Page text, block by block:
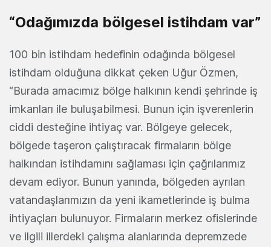
“Odağımızda bölgesel istihdam var”
100 bin istihdam hedefinin odağında bölgesel
istihdam olduğuna dikkat çeken Uğur Özmen,
“Burada amacımız bölge halkının kendi şehrinde iş
imkanları ile buluşabilmesi. Bunun için işverenlerin
ciddi desteğine ihtiyaç var. Bölgeye gelecek,
bölgede taşeron çalıştıracak firmaların bölge
halkından istihdamını sağlaması için çağrılarımız
devam ediyor. Bunun yanında, bölgeden ayrılan
vatandaşlarımızın da yeni ikametlerinde iş bulma
ihtiyaçları bulunuyor. Firmaların merkez ofislerinde
ve ilgili illerdeki çalışma alanlarında depremzede